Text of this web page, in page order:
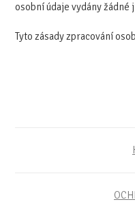
osobní údaje vydány
Tyto zásady zpracování